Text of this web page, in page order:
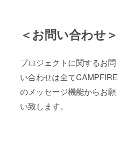
＜お問い合わせ＞
プロジェクトに関するお問
い合わせは全てCAMPFIRE
のメッセージ機能からお願
い致します。